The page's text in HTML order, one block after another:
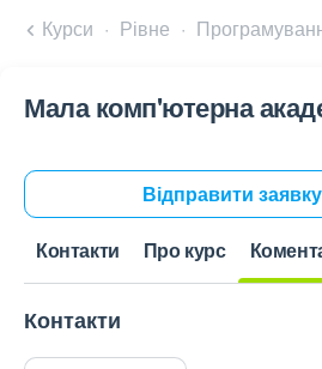
Курси Рівне
Мала комп'ютерна
Відправити заявку
Контакти Про курс
Контакти